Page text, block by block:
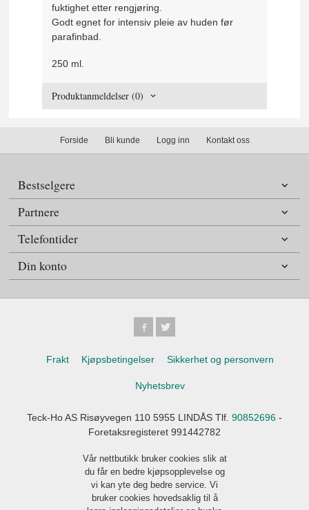
fuktighet etter rengjøring.
Godt egnet for intensiv pleie av huden før
parafinbad.
250 ml.
Produktanmeldelser (0)
Forside Bli kunde Logg inn Kontakt oss
Bestselgere
Partnere
Telefontider
Din konto
Frakt Kjøpsbetingelser Sikkerhet og personvern
Nyhetsbrev
Teck-Ho AS Risøyvegen 110 5955 LINDÅS Tlf. 90852696 -
Foretaksregisteret 991442782
Vår nettbutikk bruker cookies slik at
du får en bedre kjøpsopplevelse og
vi kan yte deg bedre service. Vi
bruker cookies hovedsaklig til å